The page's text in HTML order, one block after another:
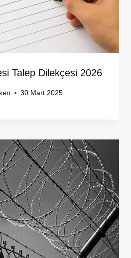
Talep Dilekçesi 2026
30 Mart 2025